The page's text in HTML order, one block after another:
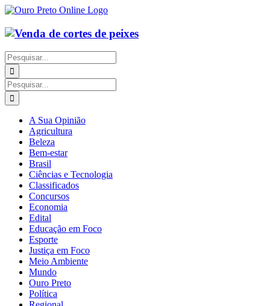
Ir
o
conteúdo
Buscar
resultados
para:
Buscar
resultados
para:
A Sua Opinião
Agricultura
Beleza
Bem-estar
Brasil
Ciências e Tecnologia
Classificados
Concursos
Economia
Edital
Educação em Foco
Esporte
Justiça em Foco
Meio Ambiente
Mundo
Ouro Preto
Política